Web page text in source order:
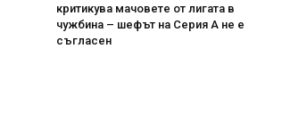
критикува мачовете от лигата в
чужбина – шефът на Серия А не е
съгласен